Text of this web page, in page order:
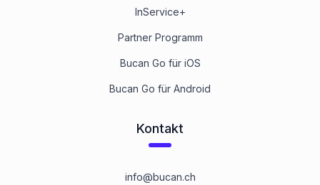
InService+
Partner Programm
Bucan Go für iOS
Bucan Go für Android
Kontakt
info@bucan.ch